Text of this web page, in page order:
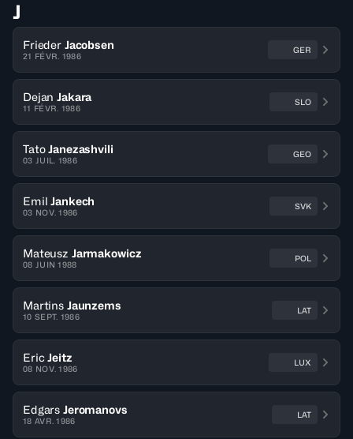
J
Frieder Jacobsen
21 FÉVR. 1986
GER
Dejan Jakara
11 FÉVR. 1986
SLO
Tato Janezashvili
03 JUIL. 1986
GEO
Emil Jankech
03 NOV. 1986
SVK
Mateusz Jarmakowicz
08 JUIN 1988
POL
Martins Jaunzems
10 SEPT. 1986
LAT
Eric Jeitz
08 NOV. 1986
LUX
Edgars Jeromanovs
18 AVR. 1986
LAT